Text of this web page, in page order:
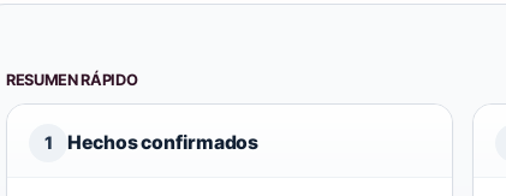
RESUMEN RÁPIDO
1 Hechos confirmados